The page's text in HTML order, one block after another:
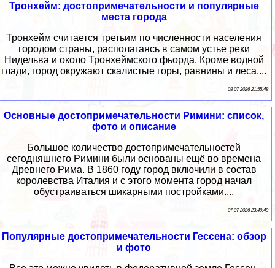
Тронхейм: достопримечательности и популярные
места города
Тронхейм считается третьим по численности населения
городом страны, располагаясь в самом устье реки
Нидельва и около Тронхеймского фьорда. Кроме водной
глади, город окружают скалистые горы, равнины и леса....
08 07 2026 21:55:48
Основные достопримечательности Римини: список,
фото и описание
Большое количество достопримечательностей
сегодняшнего Римини были основаны ещё во времена
Древнего Рима. В 1860 году город включили в состав
королевства Италия и с этого момента город начал
обустраиваться шикарными постройками....
07 07 2026 23:49:49
Популярные достопримечательности Гессена: обзор
и фото